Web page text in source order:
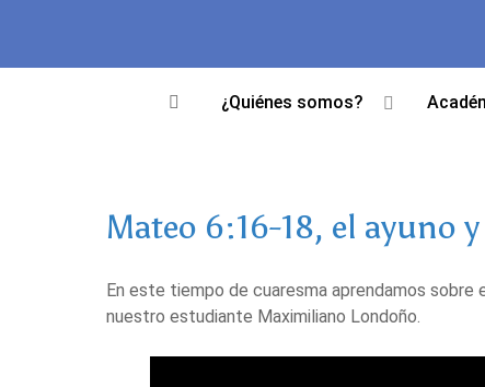
¿Quiénes somos?
Mateo 6:16-18, el ayuno
En este tiempo de cuaresma aprendamos
nuestro estudiante Maximiliano Londoño.